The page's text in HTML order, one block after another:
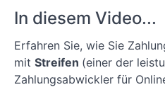
Lektion 2:
Erstellen und
Anpassen von
Seiten auf
Ihrer
Mitgliederseite
In diesem Video...
Erfahren Sie, wie Sie
mit Streifen (einer der
Zahlungsabwickler für